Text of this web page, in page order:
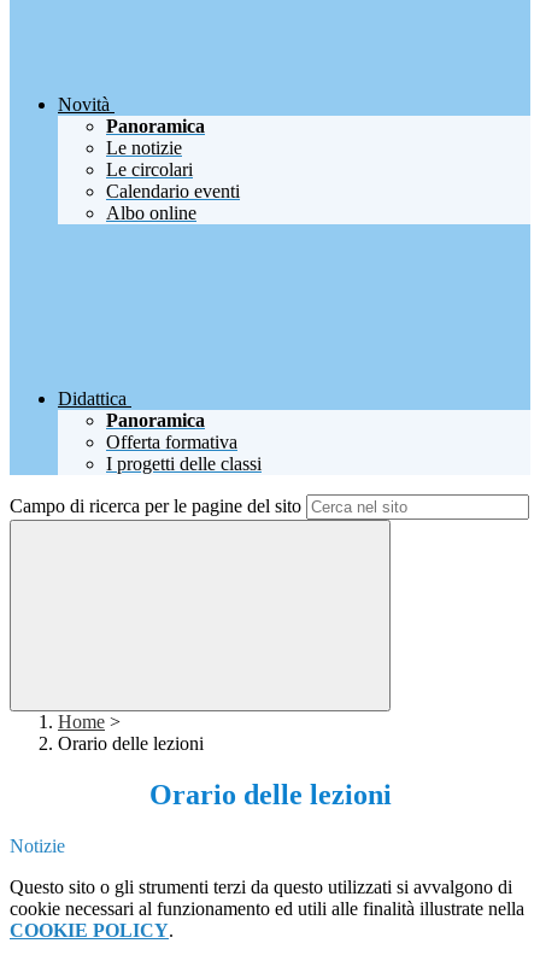
Novità
Panoramica
Le notizie
Le circolari
Calendario eventi
Albo online
Didattica
Panoramica
Offerta formativa
I progetti delle classi
Campo di ricerca per le pagine del sito
Home >
Orario delle lezioni
Orario delle lezioni
Notizie
Questo sito o gli strumenti terzi da questo utilizzati si avvalgono di
cookie necessari al funzionamento ed utili alle finalità illustrate nella
COOKIE POLICY.